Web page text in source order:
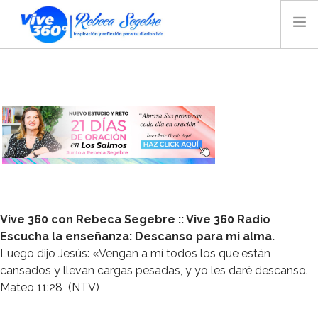
VIDEO
AUDIO
TIENDA
BIOGRAFÍA
CONTACTO
RADIO
Vive 360 con Rebeca Segebre :: Vive 360 Radio
Escucha la enseñanza: Descanso para mi alma.
Luego dijo Jesús: «Vengan a mí todos los que están
cansados y llevan cargas pesadas, y yo les daré descanso.
Mateo 11:28 (NTV)